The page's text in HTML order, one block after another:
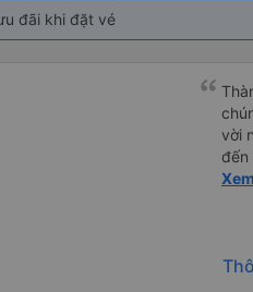
đãi khi đặt vé
vời
đến
vẫn